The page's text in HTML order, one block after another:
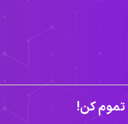
تموم کن!